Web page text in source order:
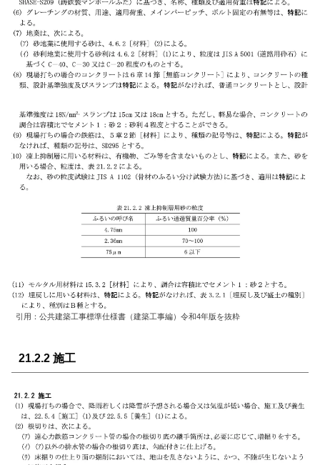
引用：公共建築工事標準仕様書（建築工事編）令和4年版を抜粋
21.2.2 施工